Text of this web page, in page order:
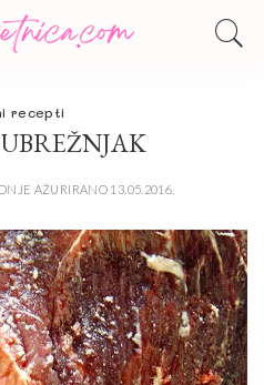
recepti
AŽURIRANO 13.05.2016.